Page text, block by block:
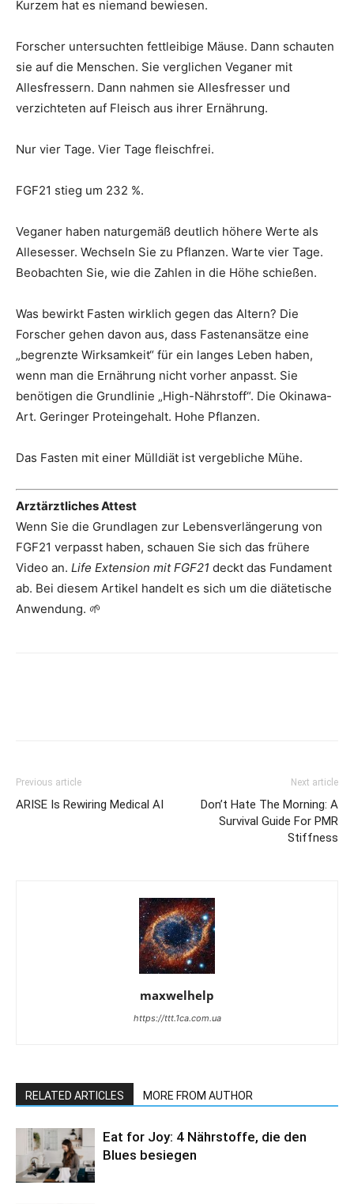
Kurzem hat es niemand bewiesen.
Forscher untersuchten fettleibige Mäuse. Dann schauten
sie auf die Menschen. Sie verglichen Veganer mit
Allesfressern. Dann nahmen sie Allesfresser und
verzichteten auf Fleisch aus ihrer Ernährung.
Nur vier Tage. Vier Tage fleischfrei.
FGF21 stieg um 232 %.
Veganer haben naturgemäß deutlich höhere Werte als
Allesesser. Wechseln Sie zu Pflanzen. Warte vier Tage.
Beobachten Sie, wie die Zahlen in die Höhe schießen.
Was bewirkt Fasten wirklich gegen das Altern? Die
Forscher gehen davon aus, dass Fastenansätze eine
„begrenzte Wirksamkeit“ für ein langes Leben haben,
wenn man die Ernährung nicht vorher anpasst. Sie
benötigen die Grundlinie „High-Nährstoff“. Die Okinawa-
Art. Geringer Proteingehalt. Hohe Pflanzen.
Das Fasten mit einer Mülldiät ist vergebliche Mühe.
Arztärztliches Attest
Wenn Sie die Grundlagen zur Lebensverlängerung von
FGF21 verpasst haben, schauen Sie sich das frühere
Video an. Life Extension mit FGF21 deckt das Fundament
ab. Bei diesem Artikel handelt es sich um die diätetische
Anwendung. 🌱
Previous article
ARISE Is Rewiring Medical AI
Next article
Don’t Hate The Morning: A
Survival Guide For PMR
Stiffness
maxwelhelp
https://ttt.1ca.com.ua
RELATED ARTICLES MORE FROM AUTHOR
Eat for Joy: 4 Nährstoffe, die den
Blues besiegen